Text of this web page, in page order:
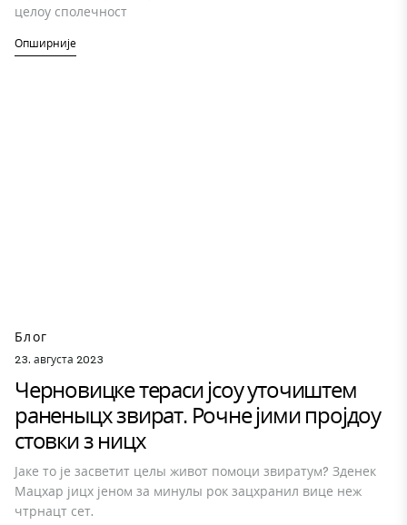
целоу сполечност
Опширније
Блог
23. августа 2023
Черновицке тераси јсоу уточиштем
раненыцх звират. Рочне јими пројдоу
стовки з ницх
Јаке то је засветит целы живот помоци звиратум? Зденек
Мацхар јицх јеном за минулы рок зацхранил вице неж
чтрнацт сет.